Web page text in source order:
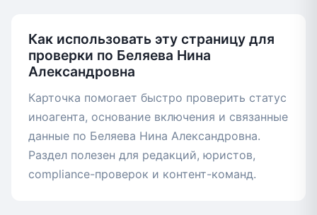
Как использовать эту страницу для
проверки по Беляева Нина
Александровна
Карточка помогает быстро проверить статус
иноагента, основание включения и связанные
данные по Беляева Нина Александровна.
Раздел полезен для редакций, юристов,
compliance-проверок и контент-команд.